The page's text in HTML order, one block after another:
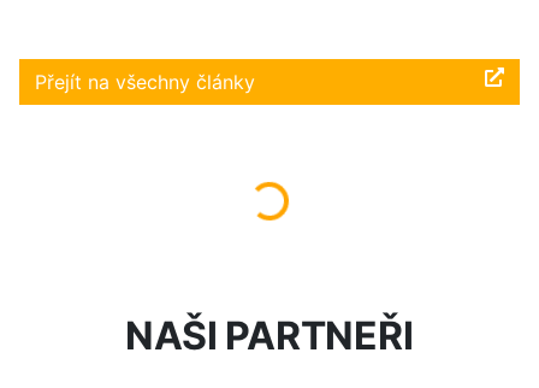
Přejít na všechny články
Načítám...
NAŠI PARTNEŘI